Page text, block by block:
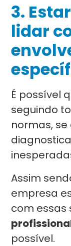
3.
lidar
É possível
seguindo
normas,
Assim
empresa
com essas
possível.